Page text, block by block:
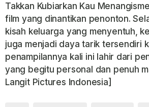
Takkan Kubiarkan Kau Menangis
film yang dinantikan penonton.
kisah keluarga yang menyentuh,
juga menjadi daya tarik tersendiri
penampilannya kali ini lahir dari
yang begitu personal dan penuh
Langit Pictures Indonesia]